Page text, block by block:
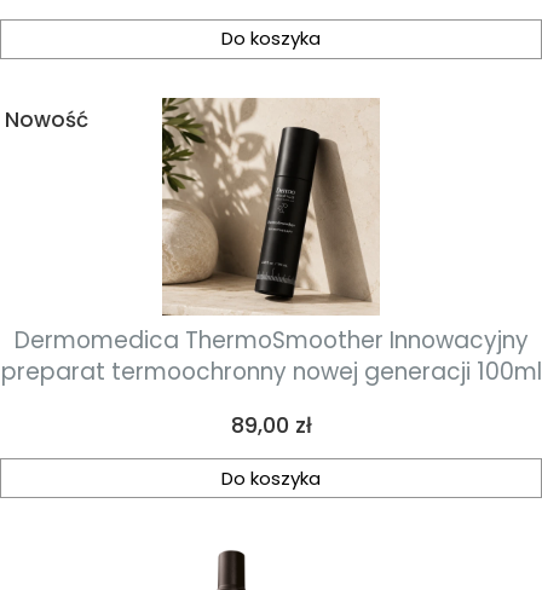
Do koszyka
Nowość
Dermomedica ThermoSmoother Innowacyjny
preparat termoochronny nowej generacji 100ml
Cena
89,00 zł
Do koszyka